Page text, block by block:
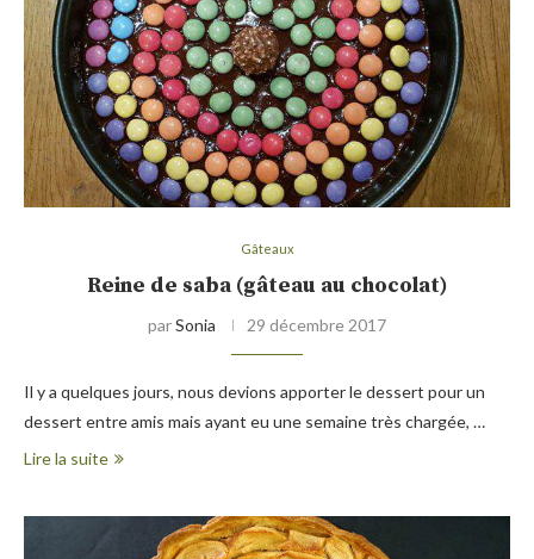
Gâteaux
Reine de saba (gâteau au chocolat)
parSonia 29 décembre 2017
Il y a quelques jours, nous devions apporter le dessert pour un
dessert entre amis mais ayant eu une semaine très chargée, …
Lire la suite